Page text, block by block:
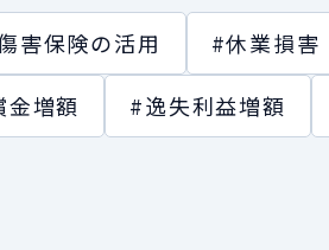
害保険の活用 #休業損害
金増額 #逸失利益増額